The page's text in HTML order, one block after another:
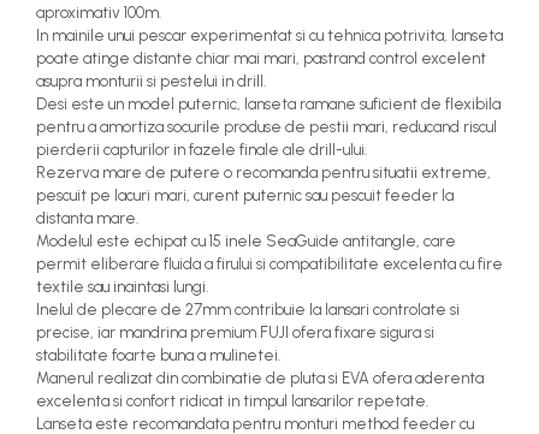
aproximativ 100m.
In mainile unui pescar experimentat si cu tehnica potrivita, lanseta
poate atinge distante chiar mai mari, pastrand control excelent
asupra monturii si pestelui in drill.
Desi este un model puternic, lanseta ramane suficient de flexibila
pentru a amortiza socurile produse de pestii mari, reducand riscul
pierderii capturilor in fazele finale ale drill-ului.
Rezerva mare de putere o recomanda pentru situatii extreme,
pescuit pe lacuri mari, curent puternic sau pescuit feeder la
distanta mare.
Modelul este echipat cu 15 inele SeaGuide antitangle, care
permit eliberare fluida a firului si compatibilitate excelenta cu fire
textile sau inaintasi lungi.
Inelul de plecare de 27mm contribuie la lansari controlate si
precise, iar mandrina premium FUJI ofera fixare sigura si
stabilitate foarte buna a mulinetei.
Manerul realizat din combinatie de pluta si EVA ofera aderenta
excelenta si confort ridicat in timpul lansarilor repetate.
Lanseta este recomandata pentru monturi method feeder cu